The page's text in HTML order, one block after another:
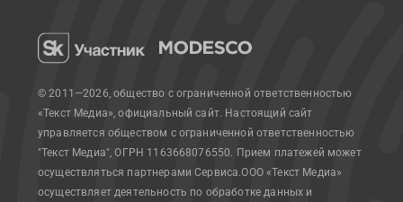
© 2011—2026, общество с ограниченной ответственностью
«Текст Медиа», официальный сайт. Настоящий сайт
управляется обществом с ограниченной ответственностью
"Текст Медиа", ОГРН 1163668076550. Прием платежей может
осуществляться партнерами Сервиса.ООО «Текст Медиа»
осуществляет деятельность по обработке данных и